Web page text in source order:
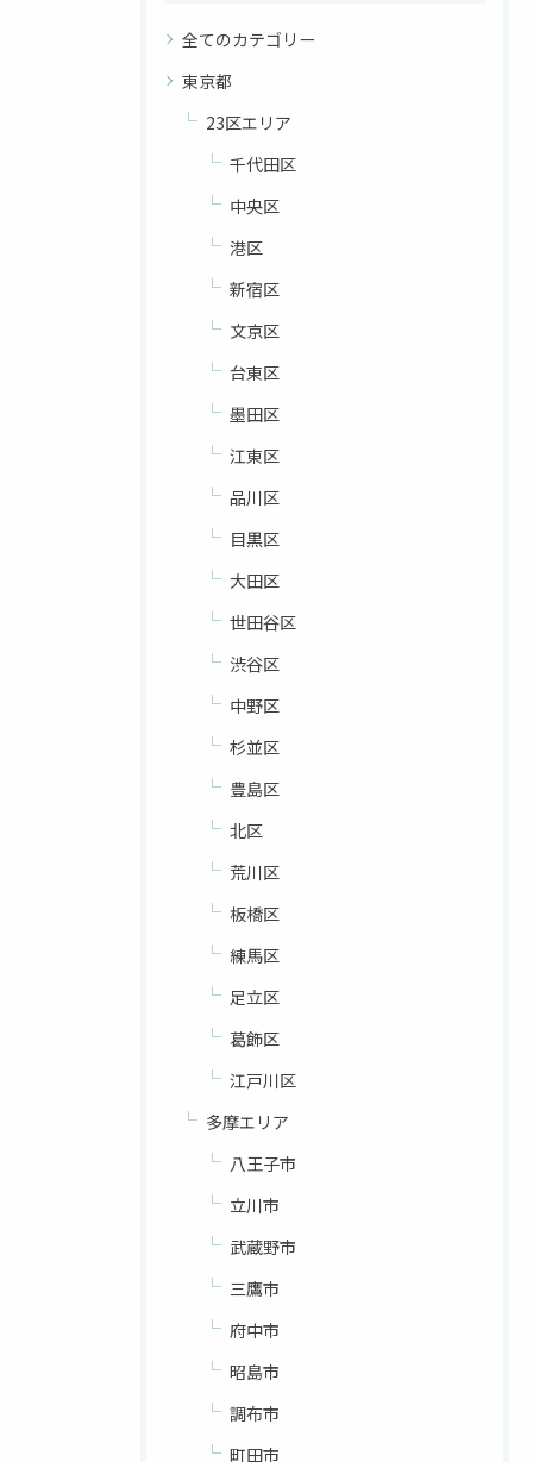
全てのカテゴリー
東京都
23区エリア
千代田区
中央区
港区
新宿区
文京区
台東区
墨田区
江東区
品川区
目黒区
大田区
世田谷区
渋谷区
中野区
杉並区
豊島区
北区
荒川区
板橋区
練馬区
足立区
葛飾区
江戸川区
多摩エリア
八王子市
立川市
武蔵野市
三鷹市
府中市
昭島市
調布市
町田市